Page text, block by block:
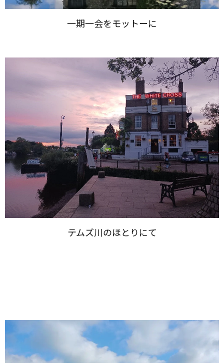
一期​一会を​モットーに
テムズ川の​ほとりにて